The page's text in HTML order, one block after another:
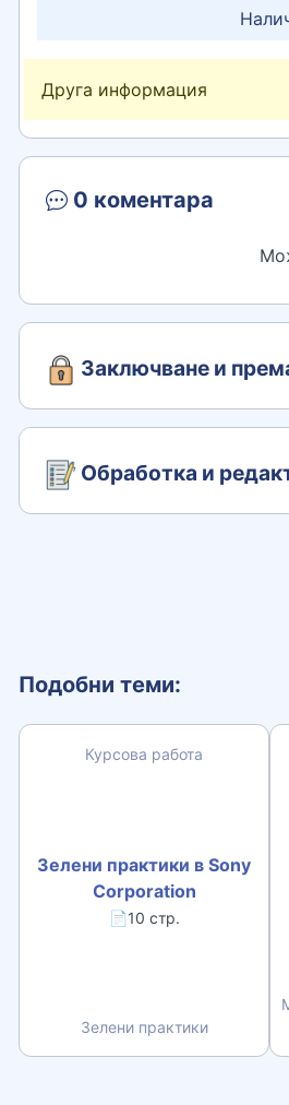
Друга информация
0 коментара
Заключване и
Обработка и
Подобни теми:
Курсова работа
Зелени практики в Sony
Corporation
📄10 стр.
Зелени практики